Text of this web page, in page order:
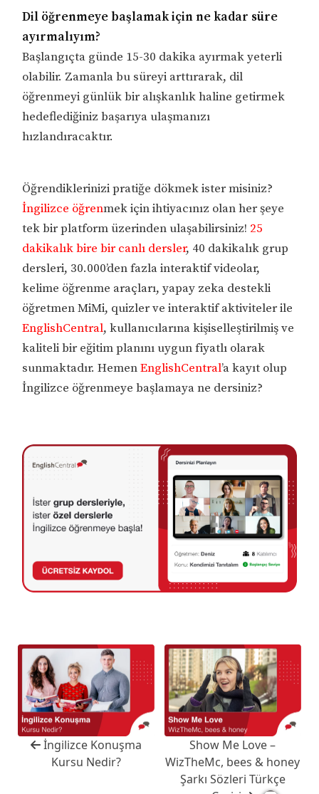
Dil öğrenmeye başlamak için ne kadar süre
ayırmalıyım?
Başlangıçta günde 15-30 dakika ayırmak yeterli
olabilir. Zamanla bu süreyi arttırarak, dil
öğrenmeyi günlük bir alışkanlık haline getirmek
hedeflediğiniz başarıya ulaşmanızı
hızlandıracaktır.
Öğrendiklerinizi pratiğe dökmek ister misiniz?
İngilizce öğrenmek için ihtiyacınız olan her şeye
tek bir platform üzerinden ulaşabilirsiniz! 25
dakikalık bire bir canlı dersler, 40 dakikalık grup
dersleri, 30.000’den fazla interaktif videolar,
kelime öğrenme araçları, yapay zeka destekli
öğretmen MiMi, quizler ve interaktif aktiviteler ile
EnglishCentral, kullanıcılarına kişiselleştirilmiş ve
kaliteli bir eğitim planını uygun fiyatlı olarak
sunmaktadır. HemenEnglishCentral’a kayıt olup
İngilizce öğrenmeye başlamaya ne dersiniz?
İngilizce Konuşma
Kursu Nedir?
Show Me Love –
WizTheMc, bees & honey
Şarkı Sözleri Türkçe